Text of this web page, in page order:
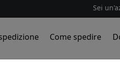
Sei
Come spedire